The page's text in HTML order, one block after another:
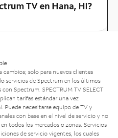
TV en Hana, HI?
solo para nuevos clientes
servicios de Spectrum en los últimos
Spectrum. SPECTRUM TV SELECT
tarifas estándar una vez
necesitarse equipo de TV y
con base en el nivel de servicio y no
todos los mercados o zonas. Servicios
de servicio vigentes, los cuales